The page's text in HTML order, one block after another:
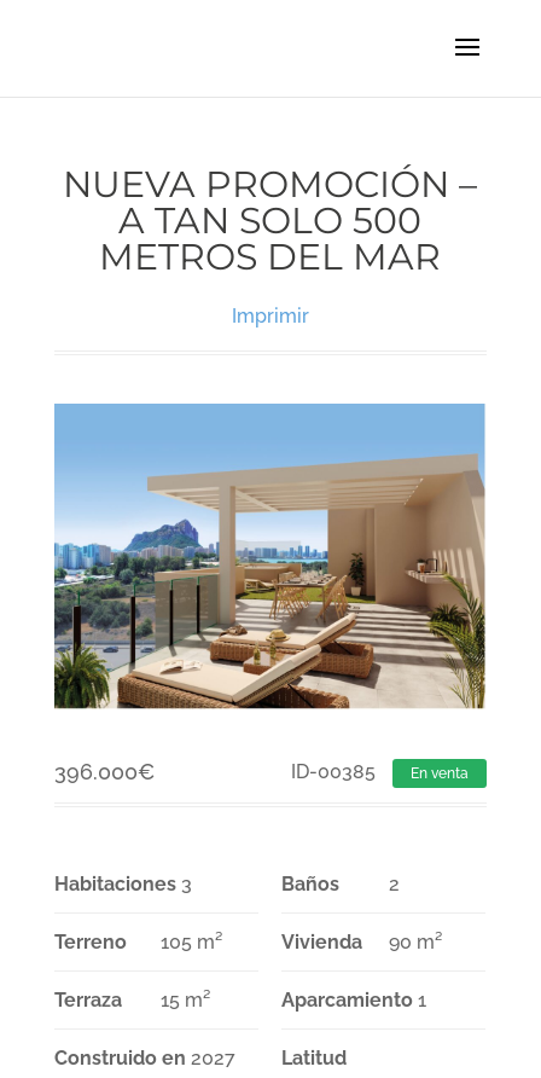
NUEVA PROMOCIÓN –
A TAN SOLO 500
METROS DEL MAR
Imprimir
396.000€ ID-00385 En venta
Habitaciones 3 Baños 2
Terreno 105 m² Vivienda 90 m²
Terraza 15 m² Aparcamiento 1
Construido en 2027
Latitud